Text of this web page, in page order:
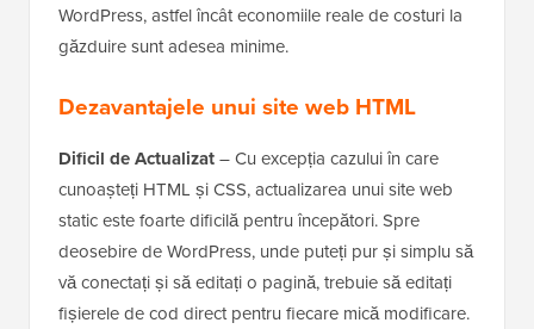
WordPress, astfel încât economiile reale de costuri la
găzduire sunt adesea minime.
Dezavantajele unui site web HTML
Dificil de Actualizat– Cu excepția cazului în care
cunoașteți HTML și CSS, actualizarea unui site web
static este foarte dificilă pentru începători. Spre
deosebire de WordPress, unde puteți pur și simplu să
vă conectați și să editați o pagină, trebuie să editați
fișierele de cod direct pentru fiecare mică modificare.